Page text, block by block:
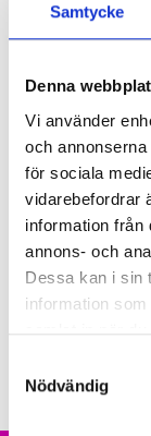
Samtycke
Denna
Vi använder
och
för sociala
vidarebefordrar
information från
annons- och
Dessa kan i sin
information
Nödvändig
Lågnäs
Marsjön
Till alla områden
Lämna en
inte finns fiber,
anslutning till dig.
BESTÄLL